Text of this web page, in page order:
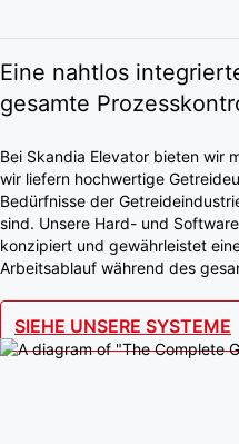
Eine nahtlos
gesamte
Bei Skandia Elevator bieten wir
wir liefern hochwertige
Bedürfnisse der
sind. Unsere Hard- und
konzipiert und gewährleistet
Arbeitsablauf während des
SIEHE UNSERE SYSTEME